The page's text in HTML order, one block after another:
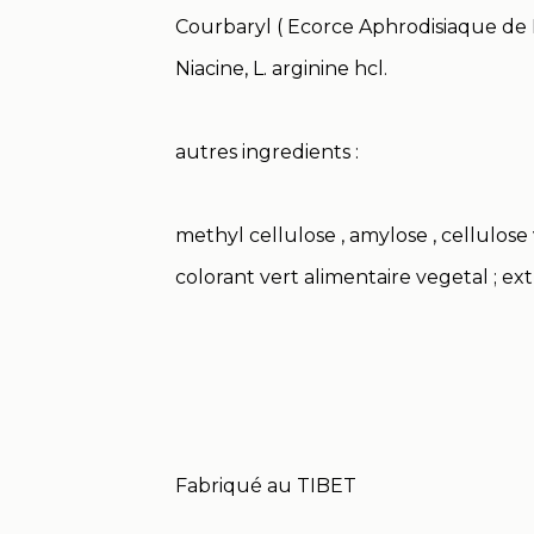
Courbaryl ( Ecorce Aphrodisiaque
Niacine, L. arginine hcl.
autres ingredients :
methyl cellulose , amylose ,
colorant vert alimentaire vegetal ;
Fabriqué au TIBET